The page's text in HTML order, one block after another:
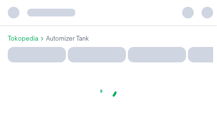
Tokopedia Automizer Tank